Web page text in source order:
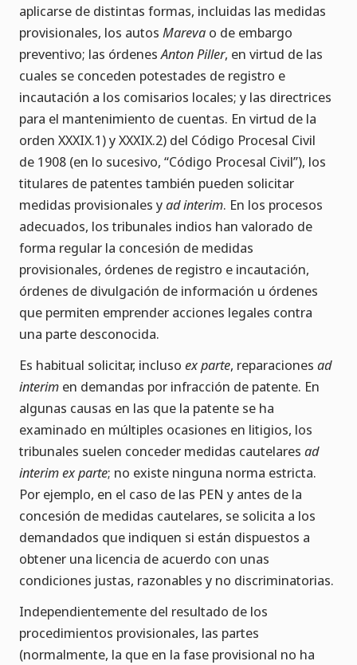
aplicarse de distintas formas, incluidas las medidas
provisionales, los autos Mareva o de embargo
preventivo; las órdenesAnton Piller, en virtud de las
cuales se conceden potestades de registro e
incautación a los comisarios locales; y las directrices
para el mantenimiento de cuentas. En virtud de la
orden XXXIX.1) y XXXIX.2) del Código Procesal Civil
de 1908 (en lo sucesivo, “Código Procesal Civil”), los
titulares de patentes también pueden solicitar
medidas provisionales yad interim. En los procesos
adecuados, los tribunales indios han valorado de
forma regular la concesión de medidas
provisionales, órdenes de registro e incautación,
órdenes de divulgación de información u órdenes
que permiten emprender acciones legales contra
una parte desconocida.
Es habitual solicitar, incluso ex parte, reparaciones ad
interim en demandas por infracción de patente. En
algunas causas en las que la patente se ha
examinado en múltiples ocasiones en litigios, los
tribunales suelen conceder medidas cautelares ad
interimex parte; no existe ninguna norma estricta.
Por ejemplo, en el caso de las PEN y antes de la
concesión de medidas cautelares, se solicita a los
demandados que indiquen si están dispuestos a
obtener una licencia de acuerdo con unas
condiciones justas, razonables y no discriminatorias.
Independientemente del resultado de los
procedimientos provisionales, las partes
(normalmente, la que en la fase provisional no ha